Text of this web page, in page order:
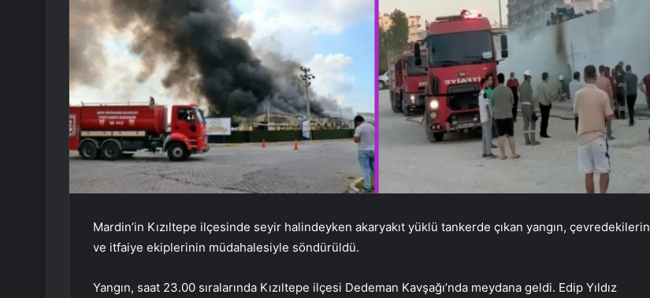
Mardin’in Kızıltepe ilçesinde seyir halindeyken akaryakıt yüklü tankerde çıkan yangın, çevredekilerin
ve itfaiye ekiplerinin müdahalesiyle söndürüldü.
Yangın, saat 23.00 sıralarında Kızıltepe ilçesi Dedeman Kavşağı’nda meydana geldi. Edip Yıldız